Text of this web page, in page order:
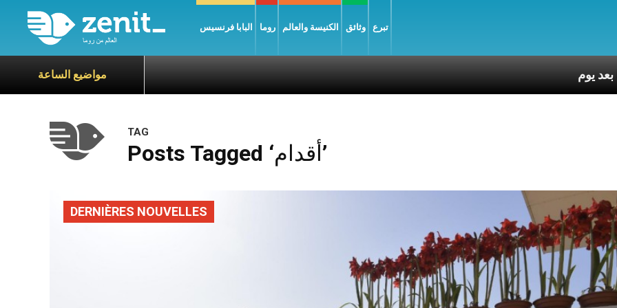
البابا فرنسيس روما الكنيسة والعالم وثائق تبرع
مواضيع الساعة
TAG
Posts Tagged ‘أقدام’
DERNIÈRES NOUVELLES